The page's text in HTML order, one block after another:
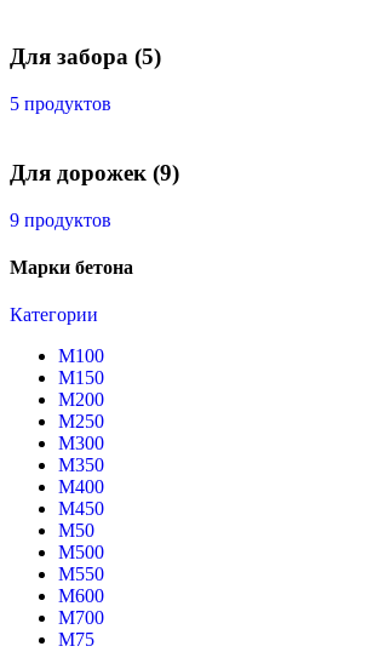
Для забора (5)
5 продуктов
Для дорожек (9)
9 продуктов
Марки бетона
Категории
М100
М150
М200
М250
М300
М350
М400
М450
М50
М500
М550
М600
М700
М75